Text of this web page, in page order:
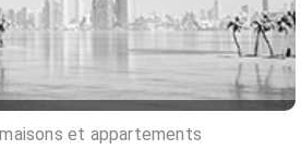
et appartements